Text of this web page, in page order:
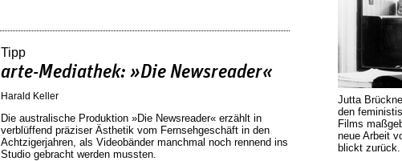
Tipp
arte-Mediathek: »Die Newsreader«
Harald Keller
Die australische Produktion »Die Newsreader« erzählt in
verblüffend präziser Ästhetik vom Fernsehgeschäft in den
Achtzigerjahren, als Videobänder manchmal noch rennend ins
Studio gebracht werden mussten.
Jutta
den
Films
neue Arbeit
blickt zurück.